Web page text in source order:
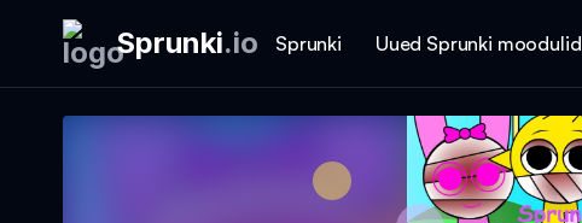
Sprunki.io Sprunki Uued Sprunki moodulid